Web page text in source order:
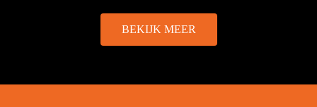
BEKIJK MEER